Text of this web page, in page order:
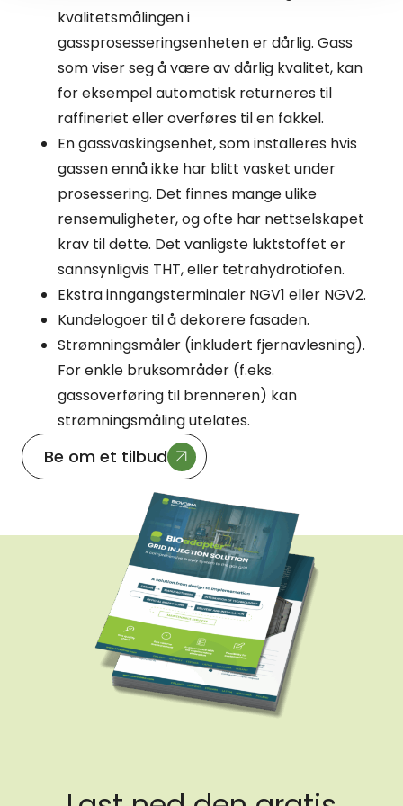
kvalitetsmålingen i
gassprosesseringsenheten er dårlig. Gass
som viser seg å være av dårlig kvalitet, kan
for eksempel automatisk returneres til
raffineriet eller overføres til en fakkel.
En gassvaskingsenhet, som installeres hvis
gassen ennå ikke har blitt vasket under
prosessering. Det finnes mange ulike
rensemuligheter, og ofte har nettselskapet
krav til dette. Det vanligste luktstoffet er
sannsynligvis THT, eller tetrahydrotiofen.
Ekstra inngangsterminaler NGV1 eller NGV2.
Kundelogoer til å dekorere fasaden.
Strømningsmåler (inkludert fjernavlesning).
For enkle bruksområder (f.eks.
gassoverføring til brenneren) kan
strømningsmåling utelates.
Be om et tilbud